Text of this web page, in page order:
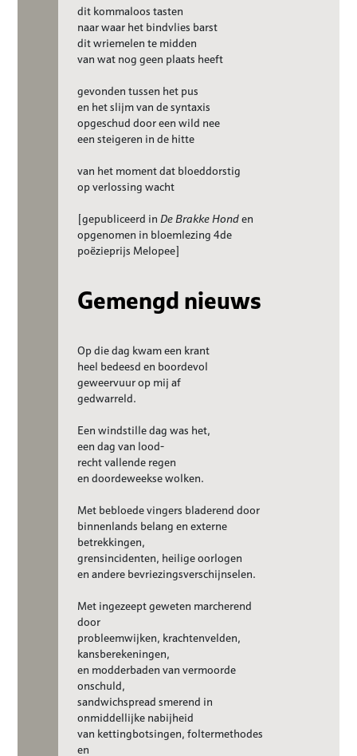
dit kommaloos tasten
naar waar het bindvlies barst
dit wriemelen te midden
van wat nog geen plaats heeft
gevonden tussen het pus
en het slijm van de syntaxis
opgeschud door een wild nee
een steigeren in de hitte
van het moment dat bloeddorstig
op verlossing wacht
[gepubliceerd inDe Brakke Honden
opgenomen in bloemlezing 4de
poëzieprijs Melopee]
Gemengd nieuws
Op die dag kwam een krant
heel bedeesd en boordevol
geweervuur op mij af
gedwarreld.
Een windstille dag was het,
een dag van lood-
recht vallende regen
en doordeweekse wolken.
Met bebloede vingers bladerend door
binnenlands belang en externe
betrekkingen,
grensincidenten, heilige oorlogen
en andere bevriezingsverschijnselen.
Met ingezeept geweten marcherend
door
probleemwijken, krachtenvelden,
kansberekeningen,
en modderbaden van vermoorde
onschuld,
sandwichspread smerend in
onmiddellijke nabijheid
van kettingbotsingen, foltermethodes
en